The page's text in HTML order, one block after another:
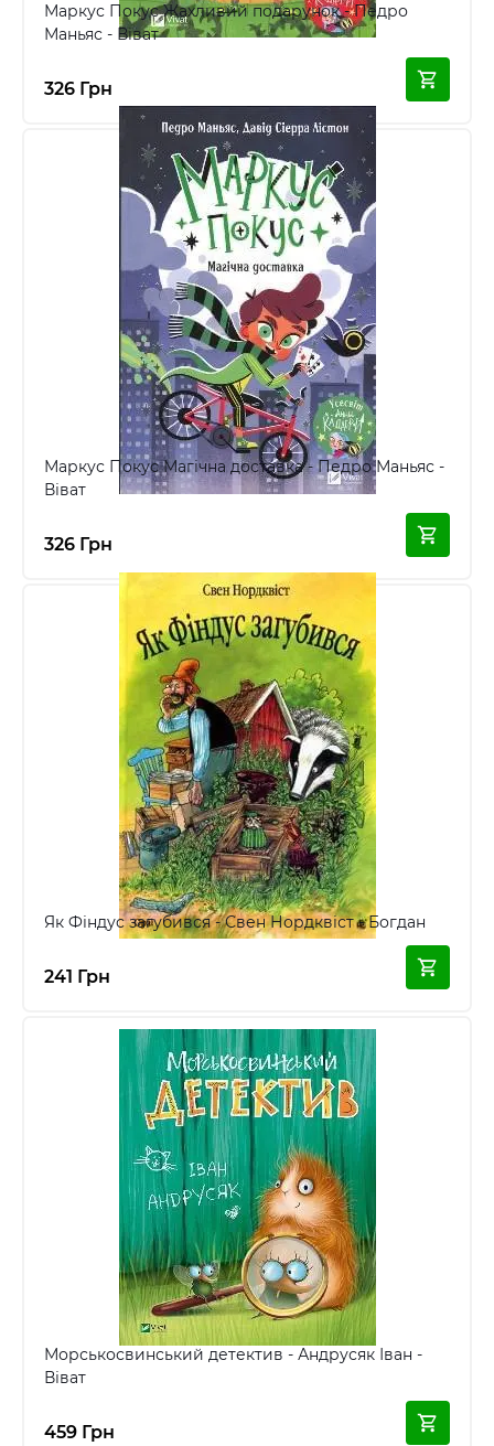
Маркус Покус Жахливий подарунок - Педро
Маньяс - Віват
326 Грн
Маркус Покус Магічна доставка - Педро Маньяс -
Віват
326 Грн
Як Фіндус загубився - Свен Нордквіст - Богдан
241 Грн
Морськосвинський детектив - Андрусяк Іван -
Віват
459 Грн